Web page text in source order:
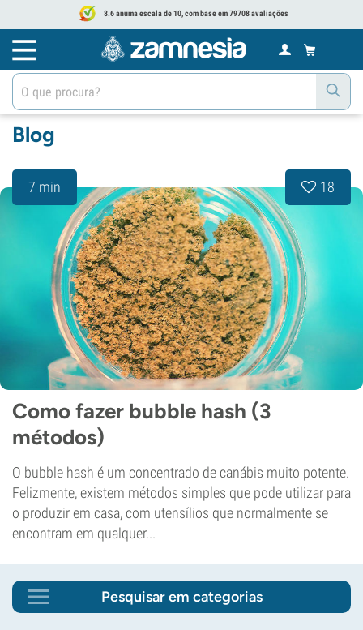
8.6 anuma escala de 10, com base em 79708 avaliações
Blog
7 min 18
Como fazer bubble hash (3
métodos)
O bubble hash é um concentrado de canábis muito potente.
Felizmente, existem métodos simples que pode utilizar para
o produzir em casa, com utensílios que normalmente se
encontram em qualquer...
Pesquisar em categorias